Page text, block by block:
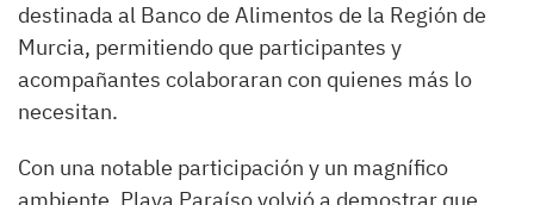
destinada al Banco de Alimentos de la Región de
Murcia, permitiendo que participantes y
acompañantes colaboraran con quienes más lo
necesitan.
Con una notable participación y un magnífico